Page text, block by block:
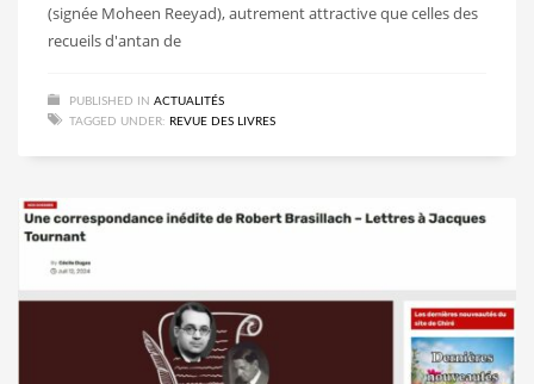
(signée Moheen Reeyad), autrement attractive que celles des
recueils d'antan de
PUBLISHED IN ACTUALITÉS
TAGGED UNDER: REVUE DES LIVRES